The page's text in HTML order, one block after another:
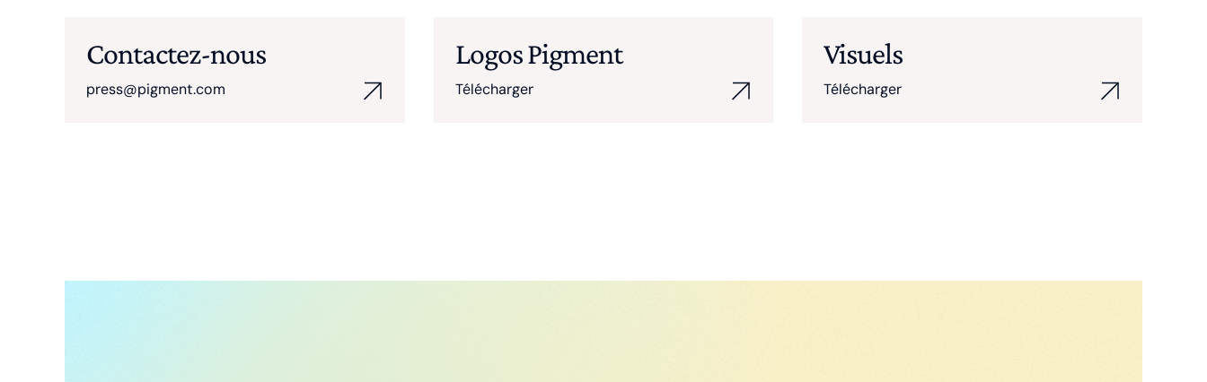
Contactez-nous
press@pigment.com
Logos Pigment
Télécharger
Visuels
Télécharger